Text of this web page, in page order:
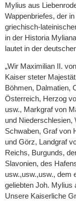
Mylius aus
Wappenbriefes, der
griechisch-
in der Historia
lautet in der
„Wir Maximilian II.
Kaiser steter
Böhmen, Dalmatien,
Österreich, Herzog
usw., Markgraf von
und Niederschlesien,
Schwaben, Graf von
und Görz, Landgraf
Reichs, Burgunds,
Slavonien, des
usw.,usw.,usw., dem
geliebten Joh. Mylius
Unsere Kaiserliche